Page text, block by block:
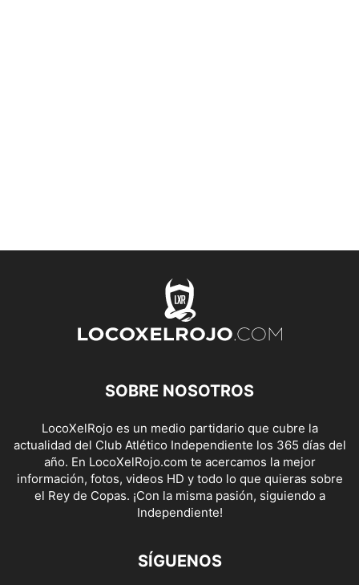
SOBRE NOSOTROS
LocoXelRojo es un medio partidario que cubre la
actualidad del Club Atlético Independiente los 365 días del
año. En LocoXelRojo.com te acercamos la mejor
información, fotos, videos HD y todo lo que quieras sobre
el Rey de Copas. ¡Con la misma pasión, siguiendo a
Independiente!
SÍGUENOS